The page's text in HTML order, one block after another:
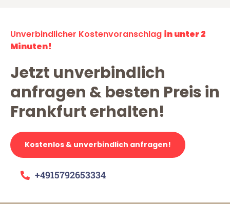
Unverbindlicher Kostenvoranschlag in unter 2
Minuten!
Jetzt unverbindlich
anfragen & besten Preis in
Frankfurt erhalten!
Kostenlos & unverbindlich anfragen!
+4915792653334